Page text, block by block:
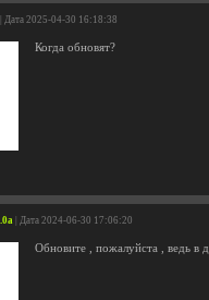
| Дата 2025-04-30 16:18:38
Когда обновят?
| Дата 2024-06-30 17:06:20
Обновите , пожалуйста , ведь в